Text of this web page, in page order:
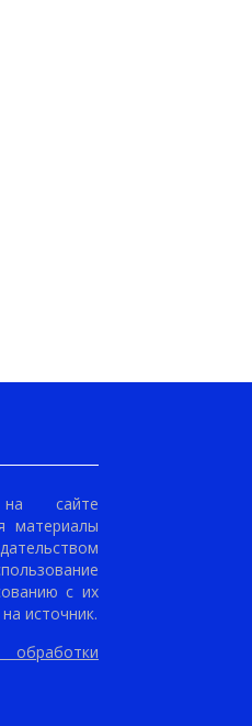
сайте
материалы
с их
источник.